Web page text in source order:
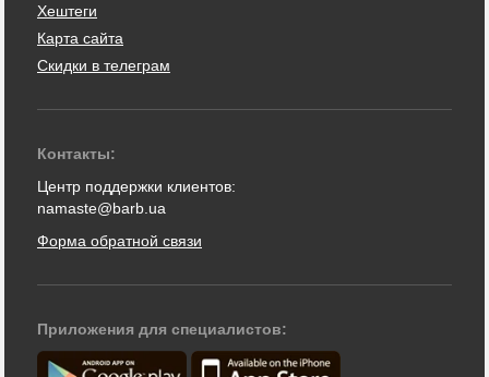
Хештеги
Карта сайта
Скидки в телеграм
Контакты:
Центр поддержки клиентов:
namaste@barb.ua
Форма обратной связи
Приложения для специалистов: